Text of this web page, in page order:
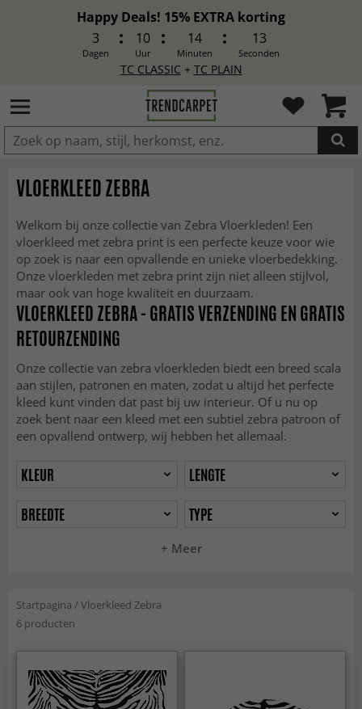
Happy Deals! 15% EXTRA korting
3
Dagen
10
Uur
14
Minuten
11
Seconden
TC CLASSIC + TC PLAIN
IN DE WINKELWAGEN GELEGD
VLOERKLEED ZEBRA
Welkom bij onze collectie van Zebra Vloerkleden! Een
vloerkleed met zebra print is een perfecte keuze voor wie
op zoek is naar een opvallende en unieke vloerbedekking.
Onze vloerkleden met zebra print zijn niet alleen stijlvol,
maar ook van hoge kwaliteit en duurzaam.
VLOERKLEED ZEBRA - GRATIS VERZENDING EN GRATIS
RETOURZENDING
Onze collectie van zebra vloerkleden biedt een breed scala
aan stijlen, patronen en maten, zodat u altijd het perfecte
kleed kunt vinden dat past bij uw interieur. Of u nu op
zoek bent naar een kleed met een subtiel zebra patroon of
een opvallend ontwerp, wij hebben het allemaal.
+ Meer
KLEUR
LENGTE
BREEDTE
TYPE
Startpagina /Vloerkleed Zebra
6 producten